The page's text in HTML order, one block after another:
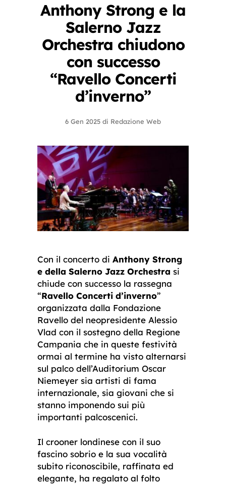
Anthony Strong e la
Salerno Jazz
Orchestra chiudono
con successo
“Ravello Concerti
d’inverno”
6 Gen 2025 di Redazione Web
Con il concerto di Anthony Strong
e della Salerno Jazz Orchestra si
chiude con successo la rassegna
“Ravello Concerti d’inverno”
organizzata dalla Fondazione
Ravello del neopresidente Alessio
Vlad con il sostegno della Regione
Campania che in queste festività
ormai al termine ha visto alternarsi
sul palco dell’Auditorium Oscar
Niemeyer sia artisti di fama
internazionale, sia giovani che si
stanno imponendo sui più
importanti palcoscenici.
Il crooner londinese con il suo
fascino sobrio e la sua vocalità
subito riconoscibile, raffinata ed
elegante, ha regalato al folto